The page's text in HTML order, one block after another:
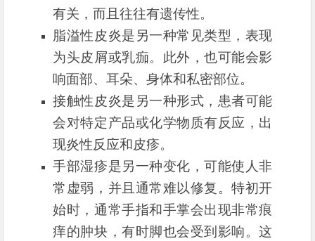
有关，而且往往有遗传性。
脂溢性皮炎是另一种常见类型，表现
为头皮屑或乳痂。此外，也可能会影
响面部、耳朵、身体和私密部位。
接触性皮炎是另一种形式，患者可能
会对特定产品或化学物质有反应，出
现炎性反应和皮疹。
手部湿疹是另一种变化，可能使人非
常虚弱，并且通常难以修复。特初开
始时，通常手指和手掌会出现非常痕
痒的肿块，有时脚也会受到影响。这